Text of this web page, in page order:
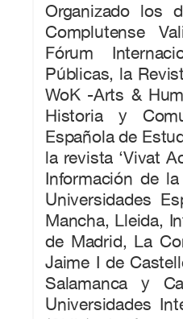
Organizado los
Complutense
Fórum
Públicas, la
WoK -Arts &
Historia y
Española de
la revista ‘Vivat
Información de
Universidades
Mancha, Lleida,
de Madrid, La
Jaime I de
Salamanca y
Universidades